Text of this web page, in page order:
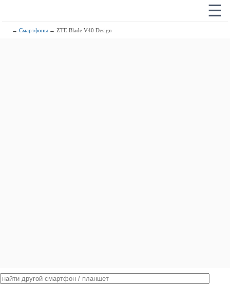
☰
→Смартфоны → ZTE Blade V40 Design